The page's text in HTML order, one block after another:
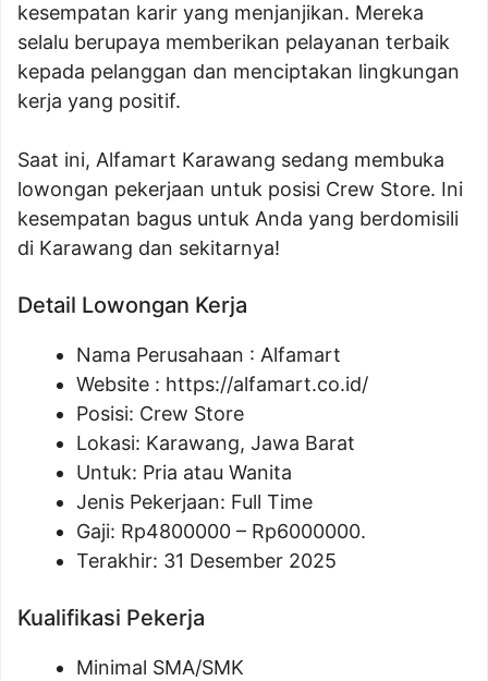
kesempatan karir yang menjanjikan. Mereka
selalu berupaya memberikan pelayanan terbaik
kepada pelanggan dan menciptakan lingkungan
kerja yang positif.
Saat ini, Alfamart Karawang sedang membuka
lowongan pekerjaan untuk posisi Crew Store. Ini
kesempatan bagus untuk Anda yang berdomisili
di Karawang dan sekitarnya!
Detail Lowongan Kerja
Nama Perusahaan : Alfamart
Website : https://alfamart.co.id/
Posisi: Crew Store
Lokasi: Karawang, Jawa Barat
Untuk: Pria atau Wanita
Jenis Pekerjaan: Full Time
Gaji: Rp4800000 – Rp6000000.
Terakhir: 31 Desember 2025
Kualifikasi Pekerja
Minimal SMA/SMK